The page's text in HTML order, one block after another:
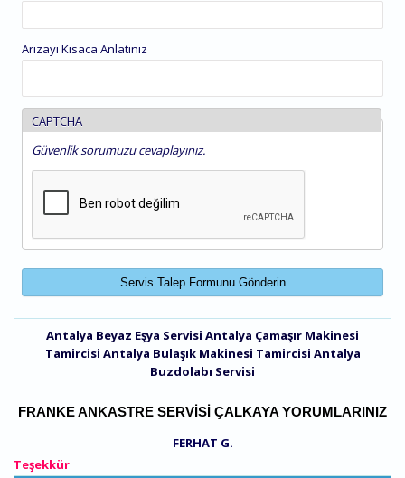
Arızayı Kısaca Anlatınız
CAPTCHA
Güvenlik sorumuzu cevaplayınız.
Antalya Beyaz Eşya Servisi Antalya Çamaşır Makinesi
Tamircisi Antalya Bulaşık Makinesi Tamircisi Antalya
Buzdolabı Servisi
FRANKE ANKASTRE SERVISI ÇALKAYA YORUMLARINIZ
FERHAT G.
Teşekkür